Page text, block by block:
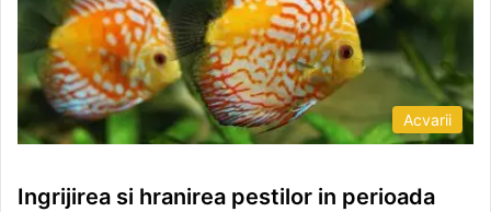
Acvarii
Ingrijirea si hranirea pestilor in perioada